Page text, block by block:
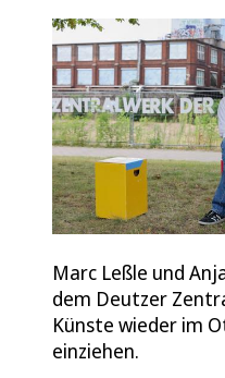
Marc Leßle und
dem Deutzer
Künste wieder im
einziehen.